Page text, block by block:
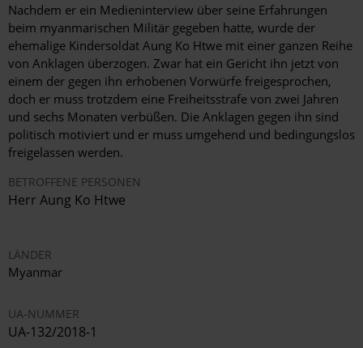
Nachdem er ein Medieninterview über seine Erfahrungen
beim myanmarischen Militär gegeben hatte, wurde der
ehemalige Kindersoldat Aung Ko Htwe mit einer ganzen Reihe
von Anklagen überzogen. Zwar hat ein Gericht ihn jetzt von
einem der gegen ihn erhobenen Vorwürfe freigesprochen,
doch er muss trotzdem eine Freiheitsstrafe von zwei Jahren
und sechs Monaten verbüßen. Die Anklagen gegen ihn sind
politisch motiviert und er muss umgehend und bedingungslos
freigelassen werden.
BETROFFENE PERSONEN
Herr Aung Ko Htwe
LÄNDER
Myanmar
UA-NUMMER
UA-132/2018-1